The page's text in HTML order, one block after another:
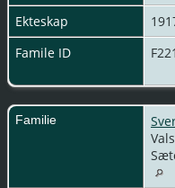
Ekteskap
Famile ID
Familie